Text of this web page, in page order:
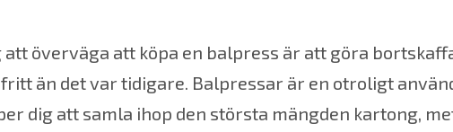
överväga att köpa en balpress är att göra
än det var tidigare. Balpressar är en otroligt
dig att samla ihop den största mängden kartong,